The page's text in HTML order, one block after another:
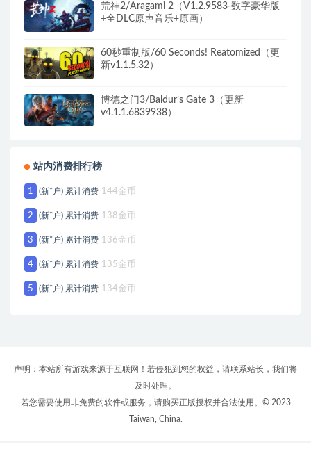
荒神2/Aragami 2（V1.2.9583-数字豪华版
+全DLC原声音乐+原画）
60秒重制版/60 Seconds! Reatomized（更
新v1.1.5.32）
博德之门3/Baldur’s Gate 3（更新
v4.1.1.6839938）
站内消费排行榜
1 (新*户) 累计消费 144金币
2 (新*户) 累计消费 138金币
3 (新*户) 累计消费 136金币
4 (新*户) 累计消费 135金币
5 (新*户) 累计消费 134金币
声明：本站所有游戏来源于互联网！若侵犯到您的权益，请联系站长，我们将
及时处理。
若您需要使用非免费的软件或服务，请购买正版授权并合法使用。© 2023
Taiwan, China.